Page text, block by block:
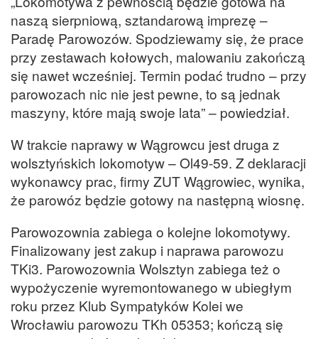
naszą sierpniową, sztandarową imprezę –
Paradę Parowozów. Spodziewamy się, że prace
przy zestawach kołowych, malowaniu zakończą
się nawet wcześniej. Termin podać trudno – przy
parowozach nic nie jest pewne, to są jednak
maszyny, które mają swoje lata” – powiedział.
W trakcie naprawy w Wągrowcu jest druga z
wolsztyńskich lokomotyw – Ol49-59. Z deklaracji
wykonawcy prac, firmy ZUT Wągrowiec, wynika,
że parowóz będzie gotowy na następną wiosnę.
Parowozownia zabiega o kolejne lokomotywy.
Finalizowany jest zakup i naprawa parowozu
TKi3. Parowozownia Wolsztyn zabiega też o
wypożyczenie wyremontowanego w ubiegłym
roku przez Klub Sympatyków Kolei we
Wrocławiu parowozu TKh 05353; kończą się